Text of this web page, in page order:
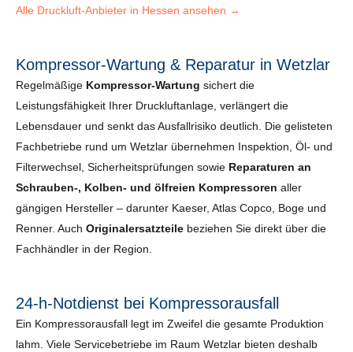
Alle Druckluft-Anbieter in Hessen ansehen →
Kompressor-Wartung & Reparatur in Wetzlar
Regelmäßige Kompressor-Wartung sichert die
Leistungsfähigkeit Ihrer Druckluftanlage, verlängert die
Lebensdauer und senkt das Ausfallrisiko deutlich. Die gelisteten
Fachbetriebe rund um Wetzlar übernehmen Inspektion, Öl- und
Filterwechsel, Sicherheits­prüfungen sowie Reparaturen an
Schrauben-, Kolben- und ölfreien Kompressoren aller
gängigen Hersteller – darunter Kaeser, Atlas Copco, Boge und
Renner. Auch Originalersatzteile beziehen Sie direkt über die
Fachhändler in der Region.
24-h-Notdienst bei Kompressorausfall
Ein Kompressorausfall legt im Zweifel die gesamte Produktion
lahm. Viele Servicebetriebe im Raum Wetzlar bieten deshalb